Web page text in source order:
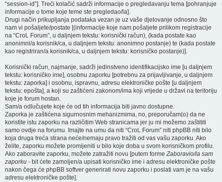
“session-id”]. Treći kolačić sadrži informacije o pregledavanju tema [pohranjuje
informacije o tome koje teme ste pregledao/la].
Drugi način prikupljanja podataka vezan je uz vaše djelovanje odnosno što
nam vi pošaljete/postate [(informacije koje nam pošaljete prilikom registracije
na “CroL Forum”, u daljnjem tekstu: korisnički račun), (kada postate kao
anonimni/a korisnik/ca, u daljnjem tekstu: anonimno postanje) te (kada postate
kao registriran/a korisnik/ca, u daljnjem tekstu: korisničko postanje)].
Korisnički račun, najmanje, sadrži jedinstveno identifikacijsko ime [u daljnjem
tekstu: korisničko ime], osobnu zaporku [potrebnu za prijavljivanje, u daljnjem
tekstu: zaporka] i osobnu, ispravnu, adresu elektroničke pošte [u daljnjem
tekstu: epošta], a koji su zaštićeni zakonom/ima koji vrijede u državi na teritoriju
koje je forum hostan.
Sam/a odlučujete koje će od tih informacija biti javno dostupne.
Zaporka je zaštićena sigurnosnim mehanizmima, no, preporučam(o) da ne
koristite istu zaporku na različitim Web stranicama jer ju mi možemo zaštititi
samo ovdje na forumu. Imajte na umu da niti “CroL Forum” niti phpBB niti bilo
koja druga treća strana neće/nemaju pravo tražiti od vas vašu zaporku. Ako
želite, zaporku možete promijeniti u bilo koje doba u svom korisničkom profilu.
Ako zaboravite zaporku, možete zatražiti novu [putem formeZaboravio/la sam
zaporku - bit ćete zamoljen/a upisati korisničko ime i adresu elektroničke pošte
nakon čega će phpBB softver generirati novu zaporku i poslati vam je na vašu
adresu elektroničke pošte].